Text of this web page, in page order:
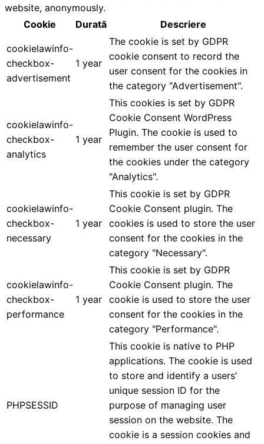
website, anonymously.
Cookie
Durată Descriere
cookielawinfo-
checkbox-
advertisement
1 year
The cookie is set by GDPR
cookie consent to record the
user consent for the cookies in
the category "Advertisement".
cookielawinfo-
checkbox-
analytics
1 year
This cookies is set by GDPR
Cookie Consent WordPress
Plugin. The cookie is used to
remember the user consent for
the cookies under the category
"Analytics".
cookielawinfo-
checkbox-
necessary
1 year
This cookie is set by GDPR
Cookie Consent plugin. The
cookies is used to store the user
consent for the cookies in the
category "Necessary".
cookielawinfo-
checkbox-
performance
1 year
This cookie is set by GDPR
Cookie Consent plugin. The
cookie is used to store the user
consent for the cookies in the
category "Performance".
PHPSESSID
This cookie is native to PHP
applications. The cookie is used
to store and identify a users'
unique session ID for the
purpose of managing user
session on the website. The
cookie is a session cookies and